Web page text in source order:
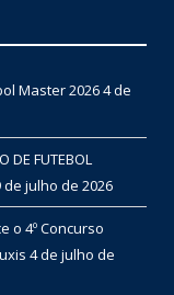
Master 20264 de
DE FUTEBOL
de julho de 2026
o 4º Concurso
4 de julho de